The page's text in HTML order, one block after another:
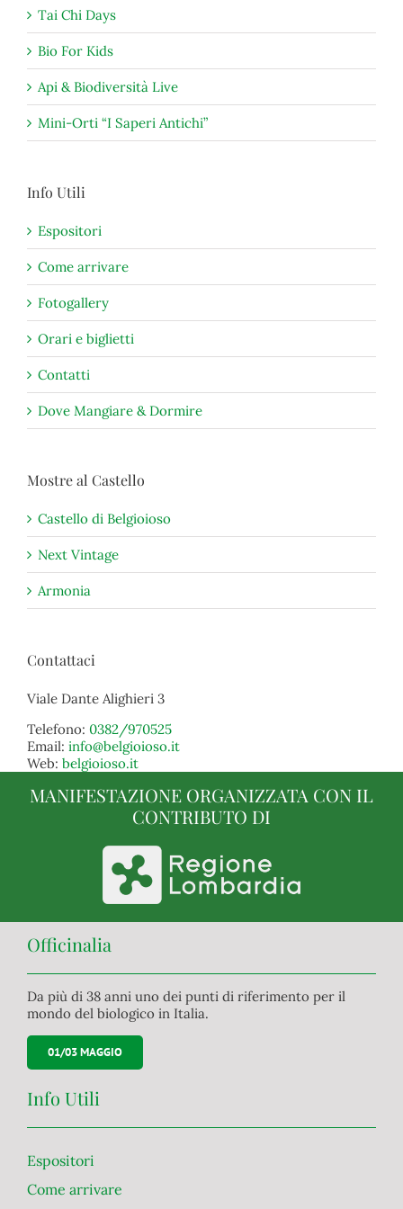
Tai Chi Days
Bio For Kids
Api & Biodiversità Live
Mini-Orti “I Saperi Antichi”
Info Utili
Espositori
Come arrivare
Fotogallery
Orari e biglietti
Contatti
Dove Mangiare & Dormire
Mostre al Castello
Castello di Belgioioso
Next Vintage
Armonia
Contattaci
Viale Dante Alighieri 3
Telefono: 0382/970525
Email: info@belgioioso.it
Web: belgioioso.it
MANIFESTAZIONE ORGANIZZATA CON IL
CONTRIBUTO DI
Officinalia
Da più di 38 anni uno dei punti di riferimento per il
mondo del biologico in Italia.
01/03 MAGGIO
Info Utili
Espositori
Come arrivare